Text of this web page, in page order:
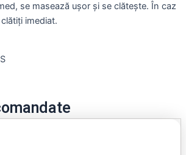
se masează ușor și se clătește. În caz
imediat.